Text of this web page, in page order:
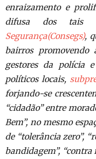
enraizamento e
difusa dos tais
Segurança(Consegs),
bairros promovendo
gestores da polícia
políticos locais,
forjando-se
“cidadão” entre
Bem”, no mesmo
de “tolerância zero”,
bandidagem”, “contra